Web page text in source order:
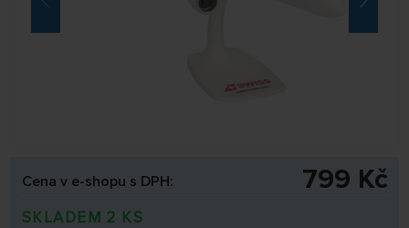
Cena v e-shopu s DPH: 799 Kč
SKLADEM 2 KS